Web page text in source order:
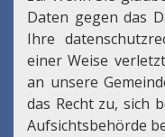
Daten gegen das
Ihre
einer Weise
an unsere
das Recht zu, sich
Aufsichtsbehörde